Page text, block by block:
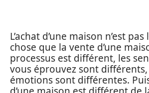
L’achat d’une maison n’est
chose que la vente d’une
processus est différent, les
vous éprouvez sont
émotions sont différentes.